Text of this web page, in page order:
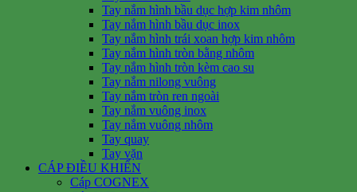
Tay nắm hình bầu dục hợp kim nhôm
Tay nắm hình bầu dục inox
Tay nắm hình trái xoan hợp kim nhôm
Tay nắm hình tròn bằng nhôm
Tay nắm hình tròn kèm cao su
Tay nắm nilong vuông
Tay nắm tròn ren ngoài
Tay nắm vuông inox
Tay nắm vuông nhôm
Tay quay
Tay vặn
CÁP ĐIỀU KHIỂN
Cáp COGNEX